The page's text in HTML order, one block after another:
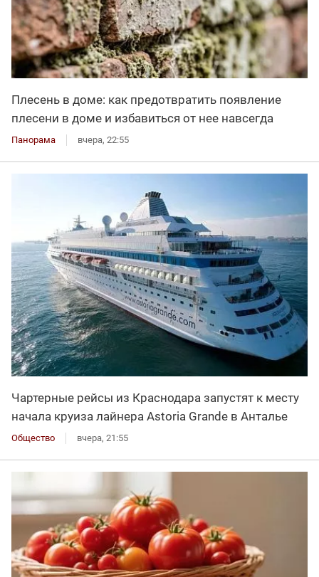
Плесень в доме: как предотвратить появление
плесени в доме и избавиться от нее навсегда
Панорама вчера, 22:55
Чартерные рейсы из Краснодара запустят к месту
начала круиза лайнера Astoria Grande в Анталье
Общество вчера, 21:55